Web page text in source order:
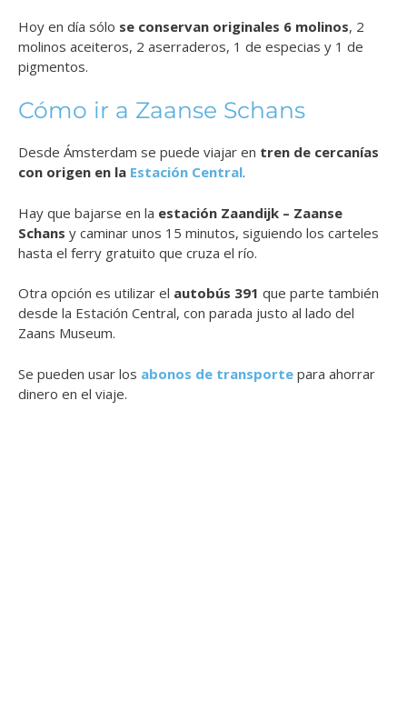
Hoy en día sólo se conservan originales 6 molinos, 2
molinos aceiteros, 2 aserraderos, 1 de especias y 1 de
pigmentos.
Cómo ir a Zaanse Schans
Desde Ámsterdam se puede viajar en tren de cercanías
con origen en la Estación Central.
Hay que bajarse en la estación Zaandijk – Zaanse
Schans y caminar unos 15 minutos, siguiendo los carteles
hasta el ferry gratuito que cruza el río.
Otra opción es utilizar el autobús 391 que parte también
desde la Estación Central, con parada justo al lado del
Zaans Museum.
Se pueden usar los abonos de transporte para ahorrar
dinero en el viaje.